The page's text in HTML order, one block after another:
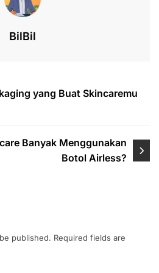
BilBil
yang Buat Skincaremu
Banyak Menggunakan
Botol Airless?
published. Required fields are